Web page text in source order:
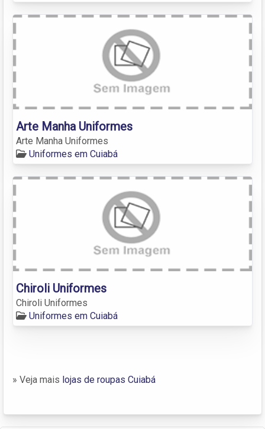
Arte Manha Uniformes
Arte Manha Uniformes
Uniformes em Cuiabá
Chiroli Uniformes
Chiroli Uniformes
Uniformes em Cuiabá
» Veja mais lojas de roupas Cuiabá